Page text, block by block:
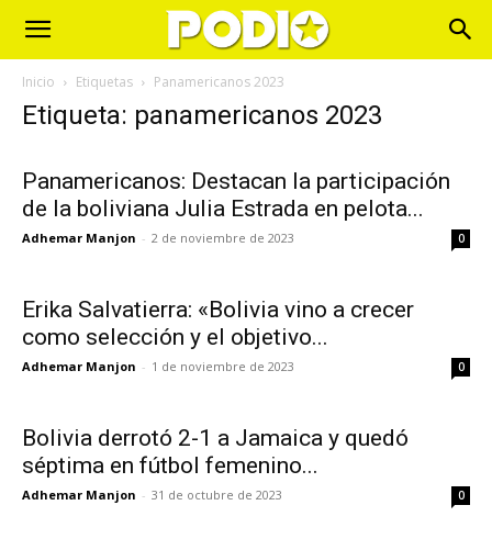
Inicio Etiquetas Panamericanos 2023
Etiqueta: panamericanos 2023
Panamericanos: Destacan la participación
de la boliviana Julia Estrada en pelota...
Adhemar Manjon - 2 de noviembre de 2023 0
Erika Salvatierra: «Bolivia vino a crecer
como selección y el objetivo...
Adhemar Manjon - 1 de noviembre de 2023 0
Bolivia derrotó 2-1 a Jamaica y quedó
séptima en fútbol femenino...
Adhemar Manjon - 31 de octubre de 2023 0